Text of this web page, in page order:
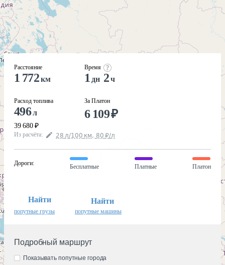
Расстояние
1 772км
Расход топлива
496л
39 680 ₽
Время
1 дн 2 ч
За Платон
6 109₽
Из расчёта: 28 л/100 км, 80 ₽/л
Дороги:
Бесплатные Платные Платон
Найти
попутные грузы
Найти
попутные машины
Подробный маршрут
Показывать попутные города